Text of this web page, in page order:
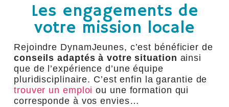
Les engagements de
votre mission locale
Rejoindre DynamJeunes, c’est bénéficier de
conseils adaptés à votre situation ainsi
que de l’expérience d’une équipe
pluridisciplinaire. C’est enfin la garantie de
trouver un emploi ou une formation qui
corresponde à vos envies…